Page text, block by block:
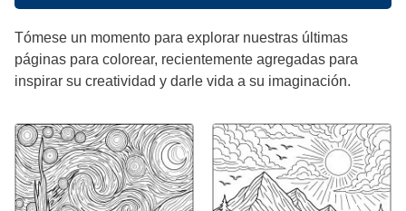
Tómese un momento para explorar nuestras últimas
páginas para colorear, recientemente agregadas para
inspirar su creatividad y darle vida a su imaginación.